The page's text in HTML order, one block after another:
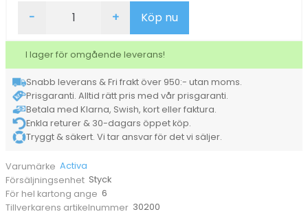
Activa
1L
mängd
- + Köp nu
I lager för omgående leverans!
Snabb leverans & Fri frakt över 950:- utan moms.
Prisgaranti. Alltid rätt pris med vår prisgaranti.
Betala med Klarna, Swish, kort eller faktura.
Enkla returer & 30-dagars öppet köp.
Tryggt & säkert. Vi tar ansvar för det vi säljer.
Varumärke Activa
Försäljningsenhet Styck
För hel kartong ange 6
Tillverkarens artikelnummer 30200